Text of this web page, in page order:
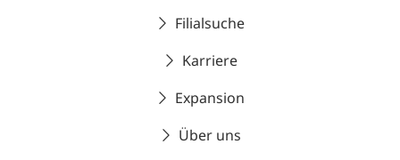
Filialsuche
Karriere
Expansion
Über uns